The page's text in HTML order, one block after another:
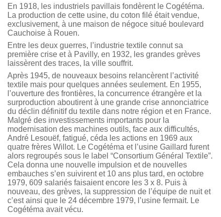
En 1918, les industriels pavillais fondèrent le Cogétéma.
La production de cette usine, du coton filé était vendue,
exclusivement, à une maison de négoce situé boulevard
Cauchoise à Rouen.
Entre les deux guerres, l’industrie textile connut sa
première crise et à Pavilly, en 1932, les grandes grèves
laissèrent des traces, la ville souffrit.
Après 1945, de nouveaux besoins relancèrent l’activité
textile mais pour quelques années seulement. En 1955,
l’ouverture des frontières, la concurrence étrangère et la
surproduction aboutirent à une grande crise annonciatrice
du déclin définitif du textile dans notre région et en France.
Malgré des investissements importants pour la
modernisation des machines outils, face aux difficultés,
André Lesouëf, fatigué, céda les actions en 1969 aux
quatre frères Willot. Le Cogétéma et l’usine Gaillard furent
alors regroupés sous le label “Consortium Général Textile”.
Cela donna une nouvelle impulsion et de nouvelles
embauches s’en suivirent et 10 ans plus tard, en octobre
1979, 609 salariés faisaient encore les 3 x 8. Puis à
nouveau, des grèves, la suppression de l’équipe de nuit et
c’est ainsi que le 24 décembre 1979, l’usine fermait. Le
Cogétéma avait vécu.